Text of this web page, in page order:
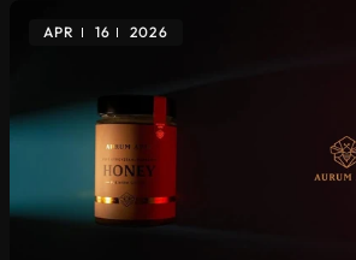
APR 16 2026